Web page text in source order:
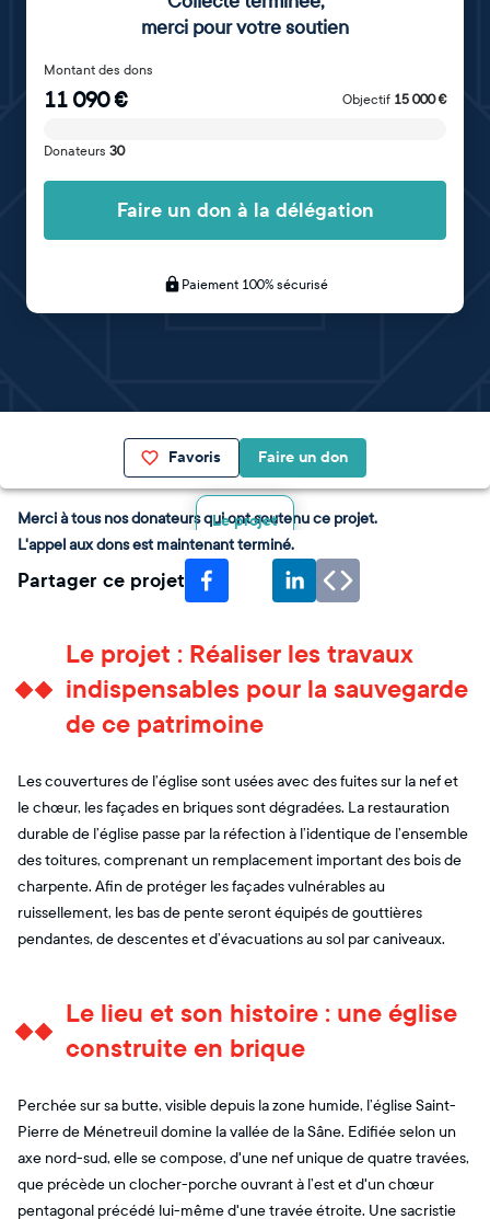
merci pour votre soutien
Montant des dons
11 090€ Objectif 15 000€
Donateurs 30
Faire un don à la délégation
Paiement 100% sécurisé
Favoris Faire un don
Le projet
Merci à tous nos donateurs qui ont soutenu ce projet.
L'appel aux dons est maintenant terminé.
Partager ce projet
Le projet : Réaliser les travaux
indispensables pour la sauvegarde
de ce patrimoine
Les couvertures de l’église sont usées avec des fuites sur la nef et
le chœur, les façades en briques sont dégradées. La restauration
durable de l’église passe par la réfection à l’identique de l’ensemble
des toitures, comprenant un remplacement important des bois de
charpente. Afin de protéger les façades vulnérables au
ruissellement, les bas de pente seront équipés de gouttières
pendantes, de descentes et d’évacuations au sol par caniveaux.
Le lieu et son histoire : une église
construite en brique
Perchée sur sa butte, visible depuis la zone humide, l’église Saint-
Pierre de Ménetreuil domine la vallée de la Sâne. Edifiée selon un
axe nord-sud, elle se compose, d'une nef unique de quatre travées,
que précède un clocher-porche ouvrant à l’est et d'un chœur
pentagonal précédé lui-même d'une travée étroite. Une sacristie